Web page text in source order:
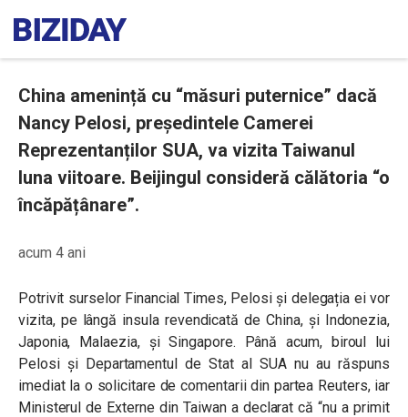
China amenință cu “măsuri puternice” dacă
Nancy Pelosi, președintele Camerei
Reprezentanților SUA, va vizita Taiwanul
luna viitoare. Beijingul consideră călătoria “o
încăpățânare”.
acum 4 ani
Potrivit surselor Financial Times, Pelosi și delegația ei vor
vizita, pe lângă insula revendicată de China, și Indonezia,
Japonia, Malaezia, și Singapore. Până acum, biroul lui
Pelosi și Departamentul de Stat al SUA nu au răspuns
imediat la o solicitare de comentarii din partea Reuters, iar
Ministerul de Externe din Taiwan a declarat că “nu a primit